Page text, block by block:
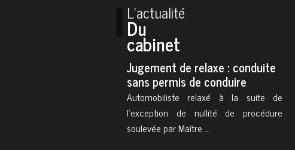
L’actualité
Du
cabinet
jugement de relaxe : conduite
sans permis de conduire
Automobiliste relaxé à la suite de
l'exception de nullité de procédure
soulevée par Maître ...